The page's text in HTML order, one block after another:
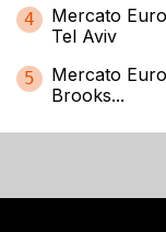
4
Mercato
Tel Aviv
5
Mercato
Brooks...